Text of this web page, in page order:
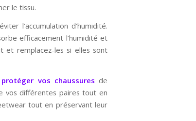
le tissu.
l’accumulation d’humidité.
efficacement l’humidité et
et remplacez-les si elles sont
vos chaussures de
vos différentes paires tout en
tout en préservant leur